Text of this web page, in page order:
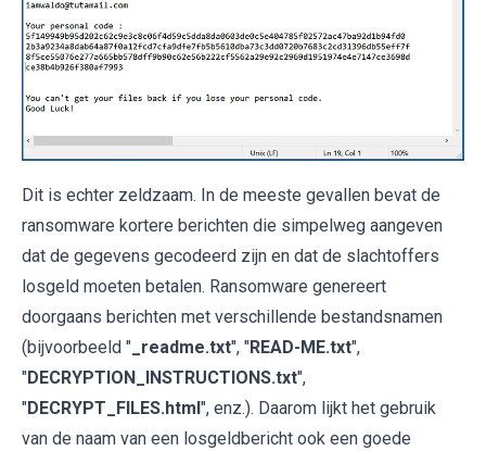
Dit is echter zeldzaam. In de meeste gevallen bevat de
ransomware kortere berichten die simpelweg aangeven
dat de gegevens gecodeerd zijn en dat de slachtoffers
losgeld moeten betalen. Ransomware genereert
doorgaans berichten met verschillende bestandsnamen
(bijvoorbeeld " _readme.txt", "READ-ME.txt",
"DECRYPTION_INSTRUCTIONS.txt",
"DECRYPT_FILES.html ", enz.). Daarom lijkt het gebruik
van de naam van een losgeldbericht ook een goede